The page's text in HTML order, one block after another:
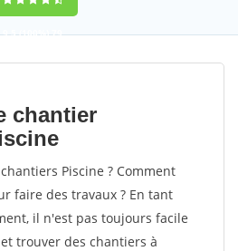
9,5(100%)79
votes
chantier
Piscine ? Comment
faire des travaux ? En tant
il n'est pas toujours facile
trouver des chantiers à